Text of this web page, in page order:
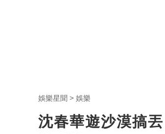
娛樂星聞 娛樂
沈春華遊沙漠搞